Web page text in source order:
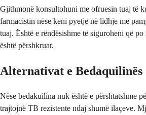
Gjithmonë konsultohuni me ofruesin tuaj të
farmacistin nëse keni pyetje në lidhje me
tuaj. Është e rëndësishme të siguroheni që
është përshkruar.
Alternativat e Bedaquilinës
Nëse bedakuilina nuk është e përshtatshme
trajtojnë TB rezistente ndaj shumë ilaçeve.